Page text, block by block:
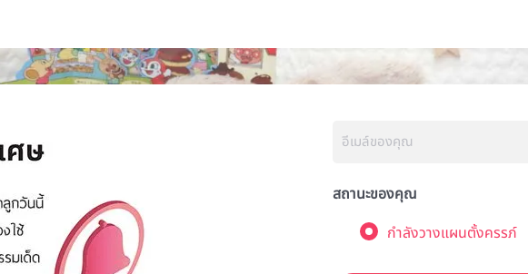
สถานะของคุณ
กำลังวางแผนตั้งครรภ์